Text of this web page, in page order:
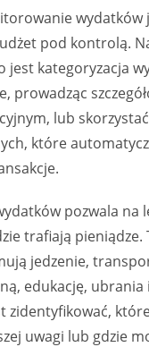
wydatków
pod kontrolą.
jest kategoryzacja
prowadząc
lub
które
pozwala na
trafiają pieniądze.
jedzenie,
edukację, ubrania
zidentyfikować,
uwagi lub gdzie